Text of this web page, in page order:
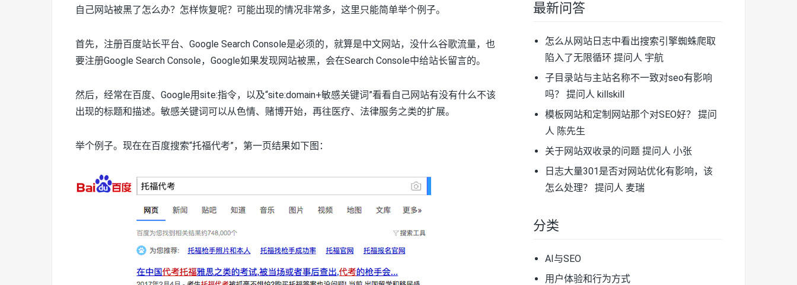
自己网站被黑了怎么办？怎样恢复呢？可能出现的情况非常多，这里只能简单举个例子。
首先，注册百度站长平台、Google Search Console是必须的，就算是中文网站，没什么谷歌流量，也
要注册Google Search Console，Google如果发现网站被黑，会在Search Console中给站长留言的。
然后，经常在百度、Google用site:指令，以及“site:domain+敏感关键词”看看自己网站有没有什么不该
出现的标题和描述。敏感关键词可以从色情、赌博开始，再往医疗、法律服务之类的扩展。
举个例子。现在在百度搜索“托福代考”，第一页结果如下图：
最新问答
怎么从网站日志中看出搜索引擎蜘蛛爬取
陷入了无限循环 提问人 宇航
子目录站与主站名称不一致对seo有影响
吗？
提问人 killskill
模板网站和定制网站那个对SEO好？
提问
人 陈先生
关于网站双收录的问题提问人 小张
日志大量301是否对网站优化有影响，该
怎么处理？
提问人 麦瑞
分类
AI与SEO
用户体验和行为方式